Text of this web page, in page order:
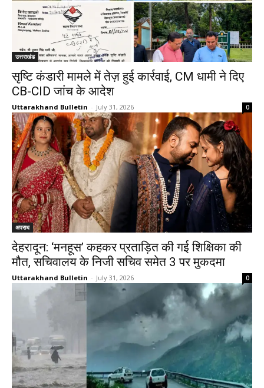
उत्तराखंड
सृष्टि कंडारी मामले में तेज़ हुई कार्रवाई, CM धामी ने दिए
CB-CID जांच के आदेश
Uttarakhand Bulletin - July 31, 2026 0
अपराध
देहरादून: ‘मनहूस’ कहकर प्रताड़ित की गई शिक्षिका की
मौत, सचिवालय के निजी सचिव समेत 3 पर मुकदमा
Uttarakhand Bulletin - July 31, 2026 0